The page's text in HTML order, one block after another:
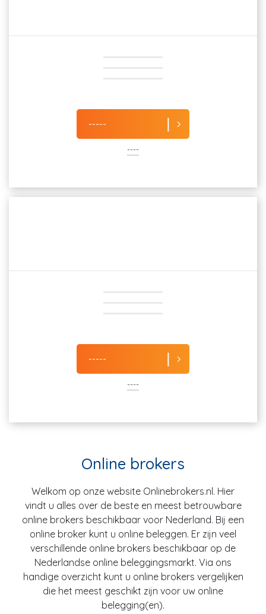
-----
----
-----
----
Online brokers
Welkom op onze website Onlinebrokers.nl. Hier
vindt u alles over de beste en meest betrouwbare
online brokers beschikbaar voor Nederland. Bij een
online broker kunt u online beleggen. Er zijn veel
verschillende online brokers beschikbaar op de
Nederlandse online beleggingsmarkt. Via ons
handige overzicht kunt u online brokers vergelijken
die het meest geschikt zijn voor uw online
belegging(en).